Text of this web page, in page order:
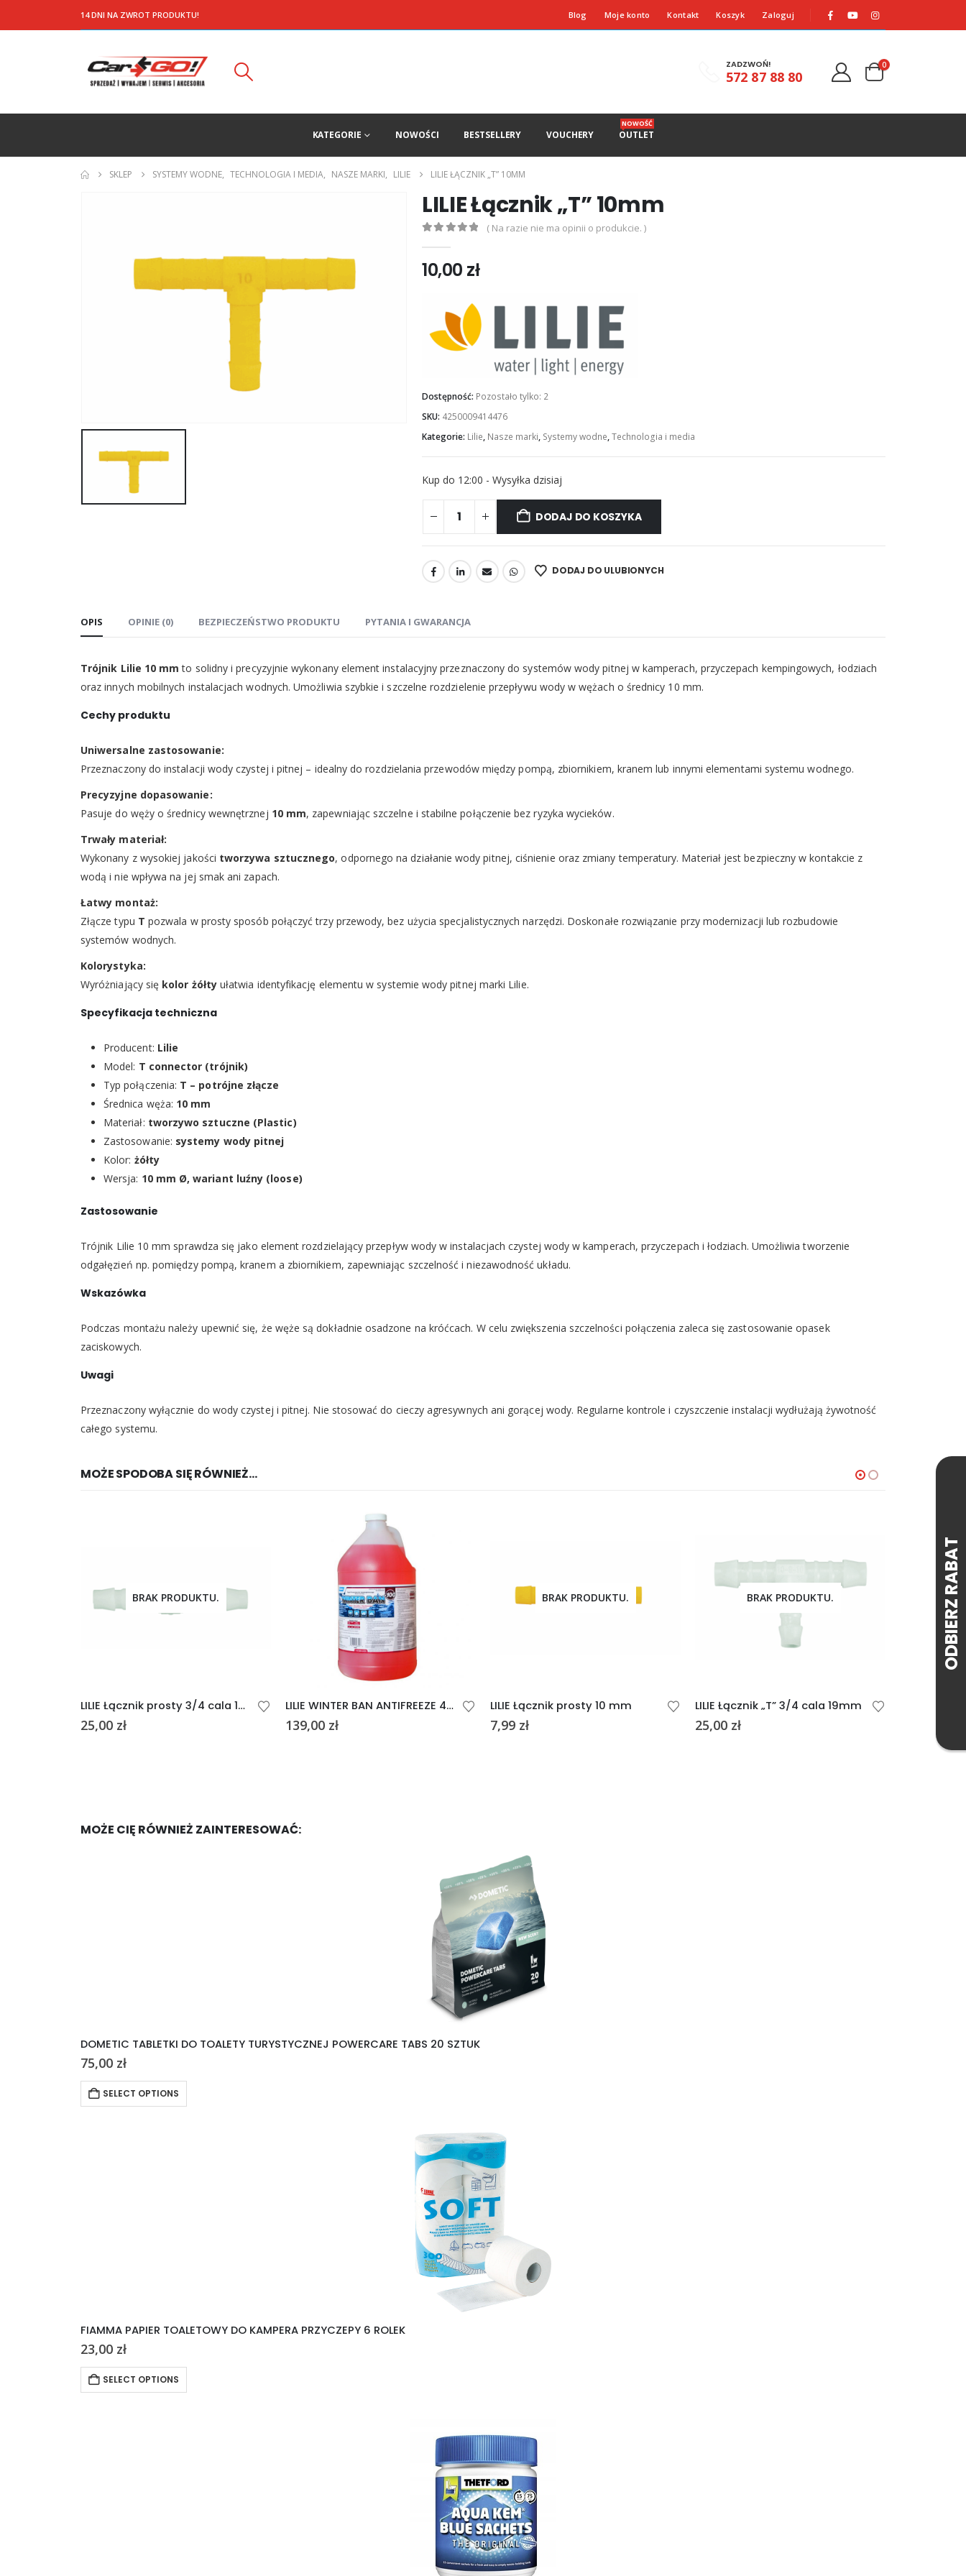
14 DNI NA ZWROT PRODUKTU! Blog Moje konto Kontakt Koszyk Zaloguj
ZADZWOŃ!
572 87 88 80
0
KATEGORIE NOWOŚCI BESTSELLERY VOUCHERY OUTLET
NOWOŚĆ
SKLEP SYSTEMY WODNE, TECHNOLOGIA I MEDIA, NASZE MARKI, LILIE LILIE ŁĄCZNIK „T” 10MM
LILIE Łącznik „T” 10mm
( Na razie nie ma opinii o produkcie. )
10,00 zł
Dostępność: Pozostało tylko: 2
SKU: 4250009414476
Kategorie: Lilie, Nasze marki, Systemy wodne,Technologia i media
Kup do 12:00 - Wysyłka dzisiaj
DODAJ DO KOSZYKA
DODAJ DO ULUBIONYCH
OPIS OPINIE (0) BEZPIECZEŃSTWO PRODUKTU PYTANIA I GWARANCJA
Trójnik Lilie 10 mm to solidny i precyzyjnie wykonany element instalacyjny przeznaczony do systemów wody pitnej w kamperach, przyczepach kempingowych, łodziach
oraz innych mobilnych instalacjach wodnych. Umożliwia szybkie i szczelne rozdzielenie przepływu wody w wężach o średnicy 10 mm.
Cechy produktu
Uniwersalne zastosowanie:
Przeznaczony do instalacji wody czystej i pitnej – idealny do rozdzielania przewodów między pompą, zbiornikiem, kranem lub innymi elementami systemu wodnego.
Precyzyjne dopasowanie:
Pasuje do węży o średnicy wewnętrznej 10 mm, zapewniając szczelne i stabilne połączenie bez ryzyka wycieków.
Trwały materiał:
Wykonany z wysokiej jakości tworzywa sztucznego, odpornego na działanie wody pitnej, ciśnienie oraz zmiany temperatury. Materiał jest bezpieczny w kontakcie z
wodą i nie wpływa na jej smak ani zapach.
Łatwy montaż:
Złącze typu T pozwala w prosty sposób połączyć trzy przewody, bez użycia specjalistycznych narzędzi. Doskonałe rozwiązanie przy modernizacji lub rozbudowie
systemów wodnych.
Kolorystyka:
Wyróżniający się kolor żółtyułatwia identyfikację elementu w systemie wody pitnej marki Lilie.
Specyfikacja techniczna
Producent: Lilie
Model: T connector (trójnik)
Typ połączenia: T – potrójne złącze
Średnica węża: 10 mm
Materiał: tworzywo sztuczne (Plastic)
Zastosowanie: systemy wody pitnej
Kolor: żółty
Wersja: 10 mm Ø, wariant luźny (loose)
Zastosowanie
Trójnik Lilie 10 mm sprawdza się jako element rozdzielający przepływ wody w instalacjach czystej wody w kamperach, przyczepach i łodziach. Umożliwia tworzenie
odgałęzień np. pomiędzy pompą, kranem a zbiornikiem, zapewniając szczelność i niezawodność układu.
Wskazówka
Podczas montażu należy upewnić się, że węże są dokładnie osadzone na króćcach. W celu zwiększenia szczelności połączenia zaleca się zastosowanie opasek
zaciskowych.
Uwagi
Przeznaczony wyłącznie do wody czystej i pitnej. Nie stosować do cieczy agresywnych ani gorącej wody. Regularne kontrole i czyszczenie instalacji wydłużają żywotność
całego systemu.
MOŻE SPODOBA SIĘ RÓWNIEŻ…
BRAK PRODUKTU.
LILIE Łącznik prosty 3/4 cala 19mm
25,00 zł
LILIE WINTER BAN ANTIFREEZE 4 LITRY
139,00 zł
BRAK PRODUKTU.
LILIE Łącznik prosty 10 mm
7,99 zł
BRAK PRODUKTU.
LILIE Łącznik „T” 3/4 cala 19mm
25,00 zł
MOŻE CIĘ RÓWNIEŻ ZAINTERESOWAĆ:
DOMETIC TABLETKI DO TOALETY TURYSTYCZNEJ POWERCARE TABS 20 SZTUK
75,00 zł
SELECT OPTIONS
FIAMMA PAPIER TOALETOWY DO KAMPERA PRZYCZEPY 6 ROLEK
23,00 zł
SELECT OPTIONS